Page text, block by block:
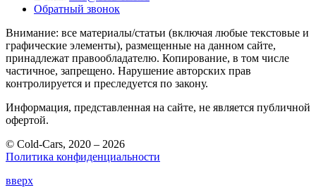
Обратный звонок
Внимание: все материалы/статьи (включая любые текстовые и
графические элементы), размещенные на данном сайте,
принадлежат правообладателю. Копирование, в том числе
частичное, запрещено. Нарушение авторских прав
контролируется и преследуется по закону.
Информация, представленная на сайте, не является публичной
офертой.
© Cold-Cars, 2020 – 2026
Политика конфиденциальности
вверх